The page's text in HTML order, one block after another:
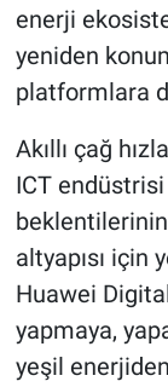
enerji
yeniden
platformlara
Akıllı çağ
ICT
altyapısı için
Huawei
yapmaya,
yeşil